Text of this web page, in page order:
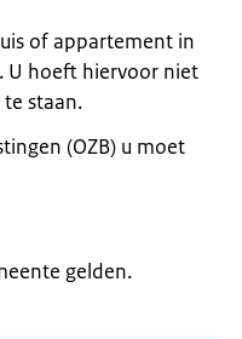
of appartement in
U hoeft hiervoor niet
staan.
(OZB) u moet
gelden.